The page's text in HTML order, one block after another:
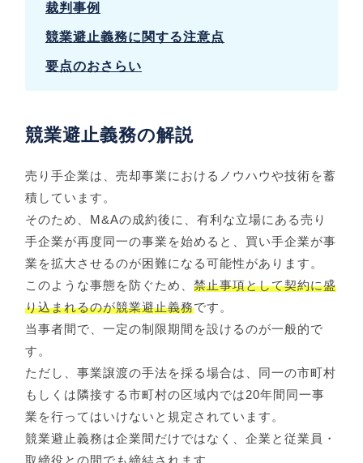
裁判事例
競業避止義務に関する注意点
要点のおさらい
競業避止義務の解説
売り手企業は、売却事業におけるノウハウや技術を蓄
積しています。
そのため、M&Aの成約後に、有利な立場にある売り
手企業が再度同一の事業を始めると、買い手企業が事
業を拡大させるのが困難になる可能性があります。
このような事態を防ぐため、禁止事項として契約に盛
り込まれるのが競業避止義務です。
当事者間で、一定の制限期間を設けるのが一般的で
す。
ただし、事業譲渡の手法を採る場合は、同一の市町村
もしくは隣接する市町村の区域内では20年間同一事
業を行ってはいけないと規定されています。
競業避止義務は企業間だけではなく、企業と従業員・